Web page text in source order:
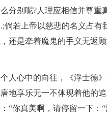
分别呢?人理应相信并尊
倘若上帝以慈悲的名义占
还是牵着魔鬼的手义无返
人心中的向往，《浮士德
地享乐无一不体现着他的
“你真美啊，请停留一下：